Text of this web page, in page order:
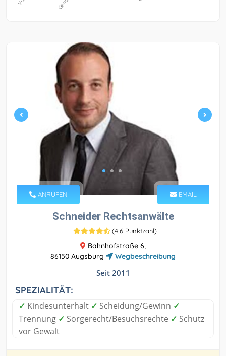
ANRUFEN EMAIL
Schneider Rechtsanwälte
(4,6 Punktzahl)
Bahnhofstraße 6,
86150 Augsburg
Wegbeschreibung
Seit 2011
SPEZIALITÄT:
✓ Kindesunterhalt ✓ Scheidung/Gewinn ✓
Trennung ✓ Sorgerecht/Besuchsrechte ✓ Schutz
vor Gewalt